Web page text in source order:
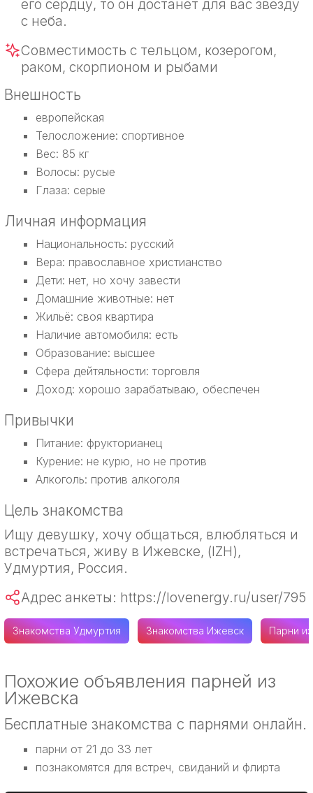
его сердцу, то он достанет для вас звезду
с неба.
Совместимость с тельцом, козерогом,
раком, скорпионом и рыбами
Внешность
европейская
Телосложение: спортивное
Вес: 85 кг
Волосы: русые
Глаза: серые
Личная информация
Национальность: русский
Вера: православное христианство
Дети: нет, но хочу завести
Домашние животные: нет
Жильё: своя квартира
Наличие автомобиля: есть
Образование: высшее
Сфера дейтяльности: торговля
Доход: хорошо зарабатываю, обеспечен
Привычки
Питание: фрукторианец
Курение: не курю, но не против
Алкоголь: против алкоголя
Цель знакомства
Ищу девушку, хочу общаться, влюбляться и
встречаться, живу в Ижевске, (IZH),
Удмуртия, Россия.
Адрес анкеты: https://lovenergy.ru/user/795
Знакомства Удмуртия Знакомства Ижевск Парни
Похожие объявления парней из
Ижевска
Бесплатные знакомства с парнями онлайн.
парни от 21 до 33 лет
познакомятся для встреч, свиданий и флирта